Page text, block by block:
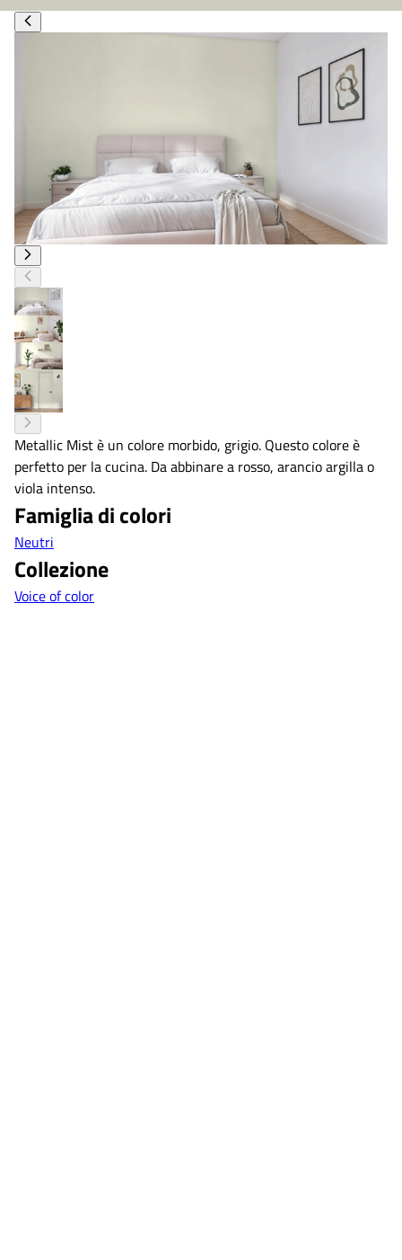
Metallic Mist è un colore morbido, grigio. Questo colore è
perfetto per la cucina. Da abbinare a rosso, arancio argilla o
viola intenso.
Famiglia di colori
Neutri
Collezione
Voice of color